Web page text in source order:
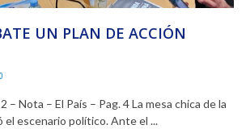
UN PLAN DE ACCIÓN
0
– Nota – El País – Pag. 4 La mesa chica de la
el escenario político. Ante el ...